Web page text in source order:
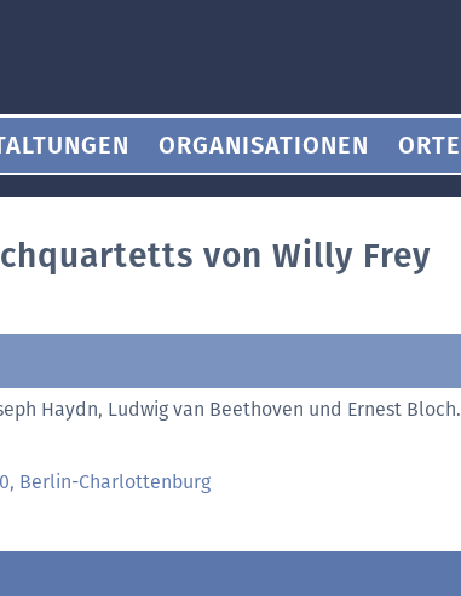
ORGANISATIONEN ORTE
von Willy Frey
Haydn, Ludwig van Beethoven und Ernest Bloch.
Berlin-Charlottenburg